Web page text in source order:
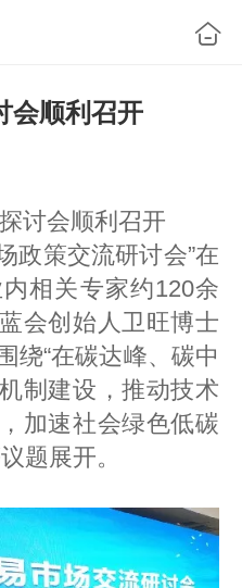
会顺利召开
讨会顺利召开
政策交流研讨会”在
相关专家约120余
会创始人卫旺博士
绕“在碳达峰、碳中
制建设，推动技术
加速社会绿色低碳
题展开。